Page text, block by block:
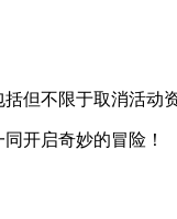
但不限于取消活动
开启奇妙的冒险！